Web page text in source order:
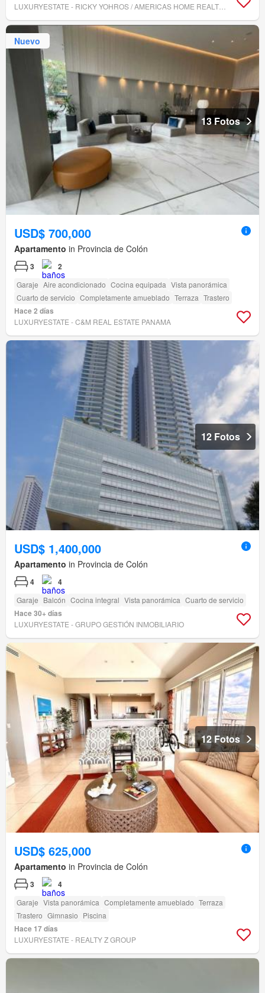
Nuevo
13 Fotos
USD$ 700,000
Apartamento in Provincia de Colón
3 2
Garaje Aire acondicionado Cocina equipada Vista panorámica
Cuarto de servicio Completamente amueblado Terraza Trastero
Hace 2 días
LUXURYESTATE - C&M REAL ESTATE PANAMA
12 Fotos
USD$ 1,400,000
Apartamento in Provincia de Colón
4 4
Garaje Balcón Cocina integral Vista panorámica Cuarto de servicio
Hace 30+ días
LUXURYESTATE - GRUPO GESTIÓN INMOBILIARIO
12 Fotos
USD$ 625,000
Apartamento in Provincia de Colón
3 4
Garaje Vista panorámica Completamente amueblado Terraza
Trastero Gimnasio Piscina
Hace 17 días
LUXURYESTATE - REALTY Z GROUP